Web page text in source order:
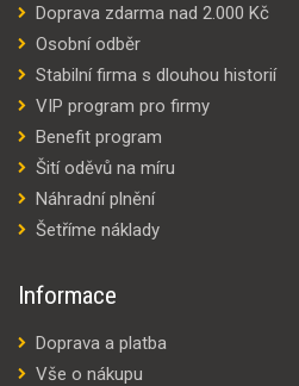
Doprava zdarma nad 2.000 Kč
Osobní odběr
Stabilní firma s dlouhou historií
VIP program pro firmy
Benefit program
Šití oděvů na míru
Náhradní plnění
Šetříme náklady
Informace
Doprava a platba
Vše o nákupu